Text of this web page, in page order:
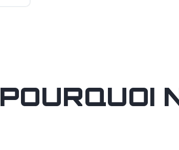
POURQUOI